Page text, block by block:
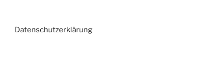
Datenschutzerklärung